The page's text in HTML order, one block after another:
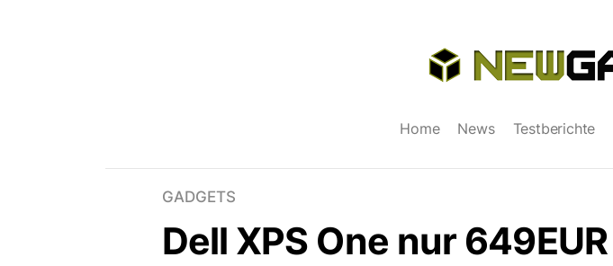
Home News Testberichte
GADGETS
Dell XPS One nur 649EUR